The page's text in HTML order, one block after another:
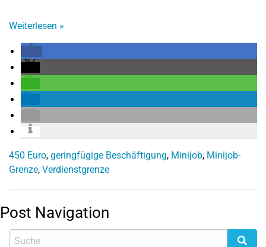
Weiterlesen »
450 Euro, geringfügige Beschäftigung, Minijob, Minijob-
Grenze, Verdienstgrenze
Post Navigation